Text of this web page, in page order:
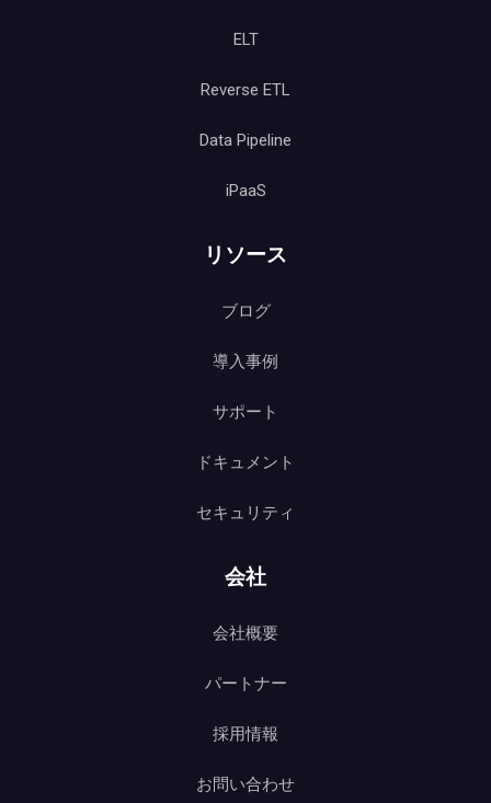
ELT
Reverse ETL
Data Pipeline
iPaaS
リソース
ブログ
導入事例
サポート
ドキュメント
セキュリティ
会社
会社概要
パートナー
採用情報
お問い合わせ